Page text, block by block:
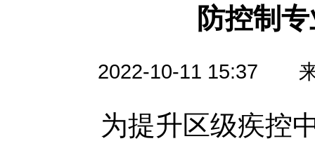
防控制
2022-10-11 15:37 来
为提升区级疾控中